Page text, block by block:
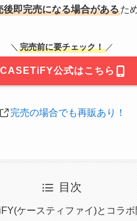
後即完売になる場合があるた
＼ 完売前に要チェック！ ／
CASETiFY公式はこちら
完売の場合でも再販あり！
目次
ケースティファイ)とコラボ